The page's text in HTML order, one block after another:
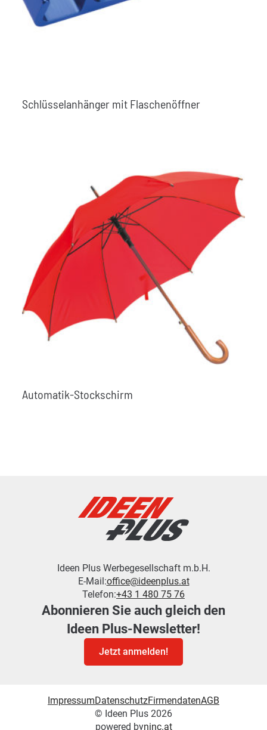
Schlüsselanhänger mit Flaschenöffner
Automatik-Stockschirm
Ideen Plus Werbegesellschaft m.b.H.
E-Mail:office@ideenplus.at
Telefon:+43 1 480 75 76
Abonnieren Sie auch gleich den
Ideen Plus-Newsletter!
Jetzt anmelden!
ImpressumDatenschutzFirmendatenAGB
© Ideen Plus 2026
powered byninc.at